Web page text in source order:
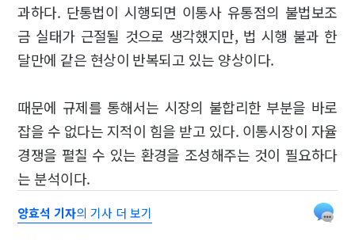
과하다. 단통법이 시행되면 이통사 유통점의 불법보조
금 실태가 근절될 것으로 생각했지만, 법 시행 불과 한
달만에 같은 현상이 반복되고 있는 양상이다.
때문에 규제를 통해서는 시장의 불합리한 부분을 바로
잡을 수 없다는 지적이 힘을 받고 있다. 이통시장이 자율
경쟁을 펼칠 수 있는 환경을 조성해주는 것이 필요하다
는 분석이다.
양효석 기자의 기사 더 보기